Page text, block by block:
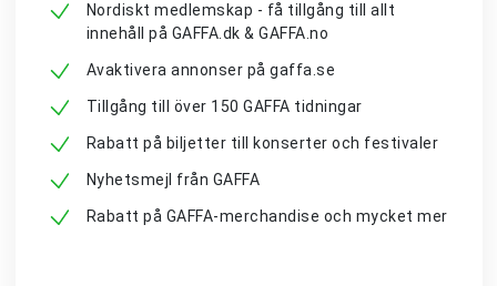
Nordiskt medlemskap - få tillgång till allt
innehåll på GAFFA.dk & GAFFA.no
Avaktivera annonser på gaffa.se
Tillgång till över 150 GAFFA tidningar
Rabatt på biljetter till konserter och festivaler
Nyhetsmejl från GAFFA
Rabatt på GAFFA-merchandise och mycket mer